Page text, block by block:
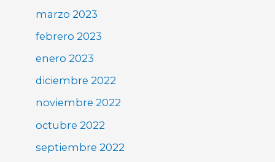
marzo 2023
febrero 2023
enero 2023
diciembre 2022
noviembre 2022
octubre 2022
septiembre 2022